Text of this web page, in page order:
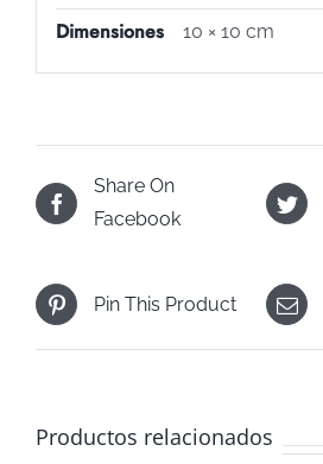
Dimensiones 10 × 10 cm
Share On
Facebook
Pin This Product
Productos relacionados